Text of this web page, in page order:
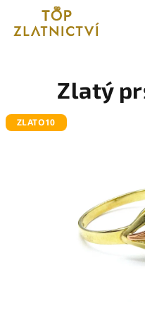
obsah
Zlatý
ZLATO10